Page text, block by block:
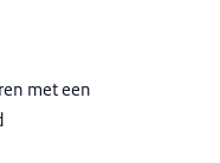
met een